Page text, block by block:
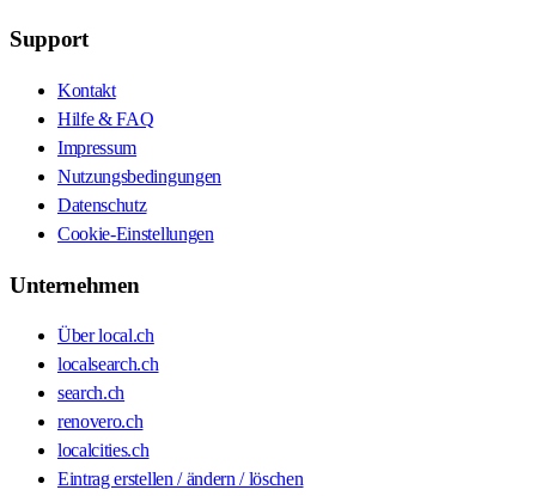
Support
Kontakt
Hilfe & FAQ
Impressum
Nutzungsbedingungen
Datenschutz
Cookie-Einstellungen
Unternehmen
Über local.ch
localsearch.ch
search.ch
renovero.ch
localcities.ch
Eintrag erstellen / ändern / löschen